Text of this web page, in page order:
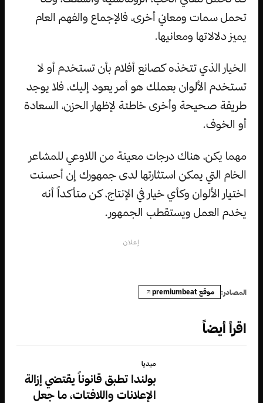
تحمل سمات ومعاني أخرى، فالإجماع والفهم العام
يميز دلالاتها ومعانيها.
الخيار الذي تتخذه كصانع أفلام بأن تستخدم أو لا
تستخدم الألوان بعملك هو أمر يعود إليك، فلا يوجد
طريقة صحيحة وأخرى خاطئة لإظهار الحزن، السعادة
أو الخوف.
مهما يكن، هناك درجات معينة من اللاوعي للمشاعر
الخام التي يمكن استثارتها لدى جمهورك إن أحسنت
اختيار الألوان وكأي خيار في الإنتاج، كن متأكداً أنه
يخدم العمل ويستقطب الجمهور.
إعلان
المصادر: موقع premiumbeat
اقرأ أيضاً
ميديا
بولندا تطبق قانوناً يقتضي إزالة
الإعلانات واللافتات، ما جعل